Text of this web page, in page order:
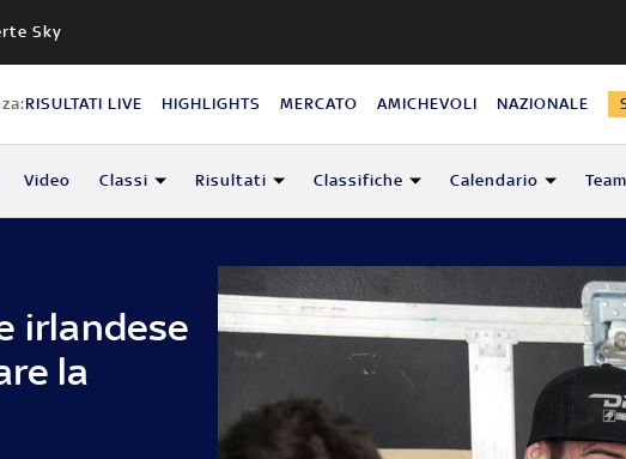
Sky
RISULTATI LIVE HIGHLIGHTS MERCATO AMICHEVOLI NAZIONALE
Video Classi Risultati Classifiche Calendario
irlandese
la